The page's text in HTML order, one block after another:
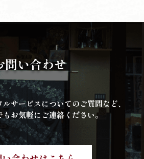
問い合わせ
サービスについてのご質問など、
お気軽にご連絡ください。